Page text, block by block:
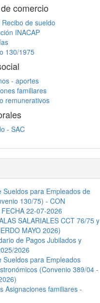
comercio
Recibo de sueldo
INACAP
130/1975
- aportes
familiares
remunerativos
- SAC
semanal
Sueldos para Empleados de
130/75) - CON
22-07-2026
SALARIALES CCT 76/75 y
MAYO 2026)
de Pagos Jubilados y
2026
Sueldos para Empleados
(Convenio 389/04 -
Asignaciones familiares -